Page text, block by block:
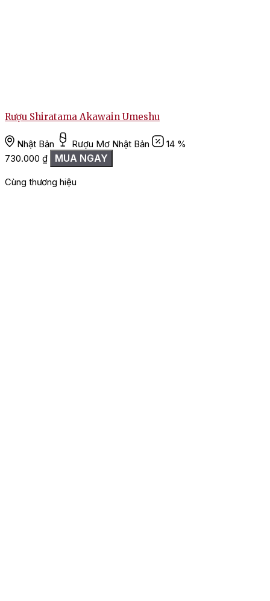
Rượu Shiratama Akawain Umeshu
Nhật Bản Rượu Mơ Nhật Bản
14 %
730.000 ₫ MUA NGAY
Cùng thương hiệu